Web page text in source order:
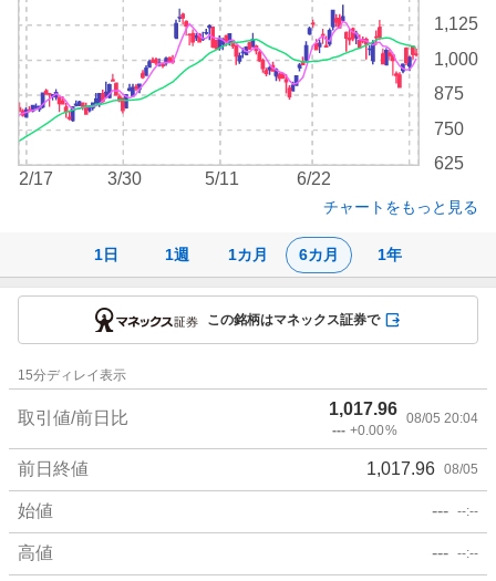
1日 1週 1カ月 6カ月 1年
625
750
875
1,000
1,125
2/17 3/30 5/11 6/22
チャートをもっと見る
この銘柄はマネックス証券で
価
15分ディレイ表示
取引値/前日比 1,017.96
--- +0.00%
08/05 20:04
前日終値 1,017.96 08/05
始値 --- --:--
高値 --- --:--